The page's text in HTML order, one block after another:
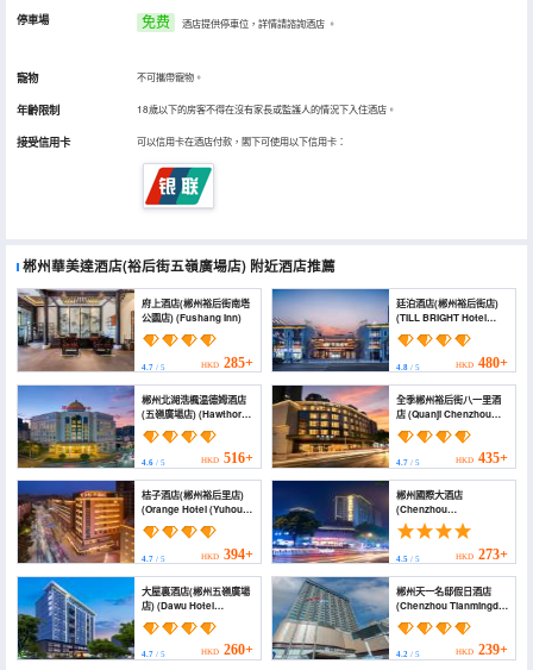
停車場 免费 酒店提供停車位，詳情請諮詢酒店 。
寵物 不可攜帶寵物。
年齡限制 18歲以下的房客不得在沒有家長或監護人的情況下入住酒店。
接受信用卡 可以信用卡在酒店付款，閣下可使用以下信用卡：
郴州華美達酒店(裕后街五嶺廣場店) 附近酒店推薦
府上酒店(郴州裕后街南塔
公園店) (Fushang Inn)
4.7 / 5 HKD 285+
廷泊酒店(郴州裕后街店)
(TILL BRIGHT Hotel
(Chenzhou Yuhou
Street))
4.8/ 5 HKD 480+
郴州北湖浩楓温德姆酒店
(五嶺廣場店) (Hawthorn
Hotel (Chenzhou
Wuling Square
Government Office
Branch))
4.6 / 5 HKD 516+
全季郴州裕后街八一里酒
店 (Quanji Chenzhou
Yuhou Street Bayili
Hotel)
4.7/ 5 HKD 435+
桔子酒店(郴州裕后里店)
(Orange Hotel (Yuhouli,
Chenzhou))
4.7 / 5 HKD 394+
郴州國際大酒店
(Chenzhou
International Hotel)
4.5/ 5 HKD 273+
大屋裏酒店(郴州五嶺廣場
店) (Dawu Hotel
(Zhangzhou Wuling
Square District
Government Branch))
4.7 / 5 HKD 260+
郴州天一名邸假日酒店
(Chenzhou Tianmingdi
Holiday Hotel)
4.2/ 5 HKD 239+